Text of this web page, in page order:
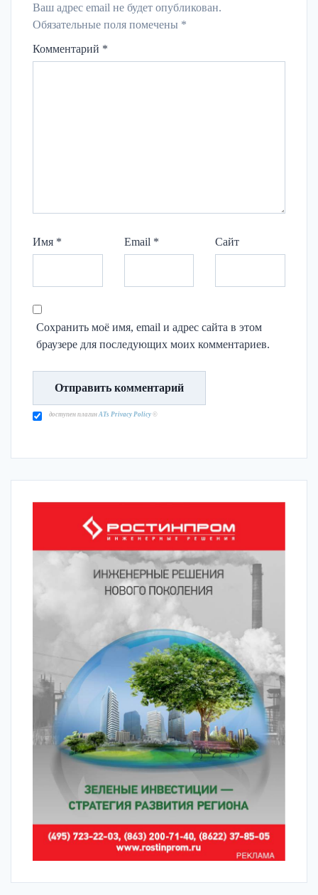
Ваш адрес email не будет опубликован.
Обязательные поля помечены *
Комментарий *
Имя * Email * Сайт
Сохранить моё имя, email и адрес сайта в этом
браузере для последующих моих комментариев.
доступен плагин ATs Privacy Policy ©